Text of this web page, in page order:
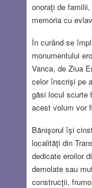
onoraţi de
memoria cu
În curând se
monumentului
Vanca, de Ziua
celor înscrişi pe
găsi locul scurte
acest volum vor
Bănişorul îşi
localităţi din
dedicate eroilor
demolate sau
construcţii,